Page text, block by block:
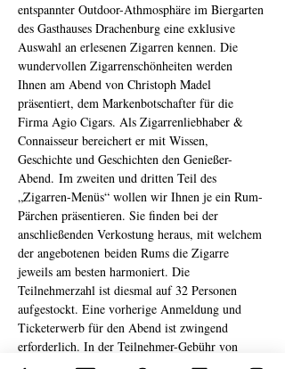
entspannter Outdoor-Athmosphäre im Biergarten
des Gasthauses Drachenburg eine exklusive
Auswahl an erlesenen Zigarren kennen. Die
wundervollen Zigarrenschönheiten werden
Ihnen am Abend von Christoph Madel
präsentiert, dem Markenbotschafter für die
Firma Agio Cigars. Als Zigarrenliebhaber &
Connaisseur bereichert er mit Wissen,
Geschichte und Geschichten den Genießer-
Abend. Im zweiten und dritten Teil des
„Zigarren-Menüs“ wollen wir Ihnen je ein Rum-
Pärchen präsentieren. Sie finden bei der
anschließenden Verkostung heraus, mit welchem
der angebotenen beiden Rums die Zigarre
jeweils am besten harmoniert. Die
Teilnehmerzahl ist diesmal auf 32 Personen
aufgestockt. Eine vorherige Anmeldung und
Ticketerwerb für den Abend ist zwingend
erforderlich. In der Teilnehmer-Gebühr von
29,95 € sind die unten aufgeführten Zigarren,